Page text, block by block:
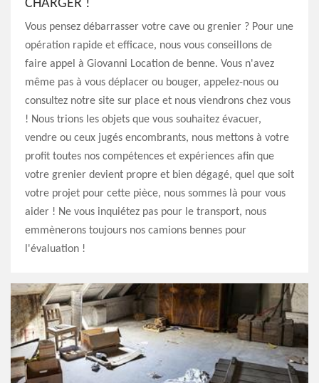
CHARGER !
Vous pensez débarrasser votre cave ou grenier ? Pour une
opération rapide et efficace, nous vous conseillons de
faire appel à Giovanni Location de benne. Vous n'avez
même pas à vous déplacer ou bouger, appelez-nous ou
consultez notre site sur place et nous viendrons chez vous
! Nous trions les objets que vous souhaitez évacuer,
vendre ou ceux jugés encombrants, nous mettons à votre
profit toutes nos compétences et expériences afin que
votre grenier devient propre et bien dégagé, quel que soit
votre projet pour cette pièce, nous sommes là pour vous
aider ! Ne vous inquiétez pas pour le transport, nous
emmènerons toujours nos camions bennes pour
l'évaluation !